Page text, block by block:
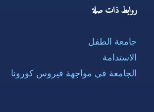
روابط ذات صلة
جامعة الطفل
الاستدامة
الجامعة في مواجهة فيروس كورونا